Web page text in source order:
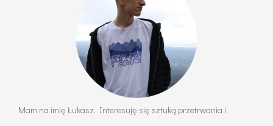
Mam na imię Łukasz. Interesuję się sztuką przetrwania i